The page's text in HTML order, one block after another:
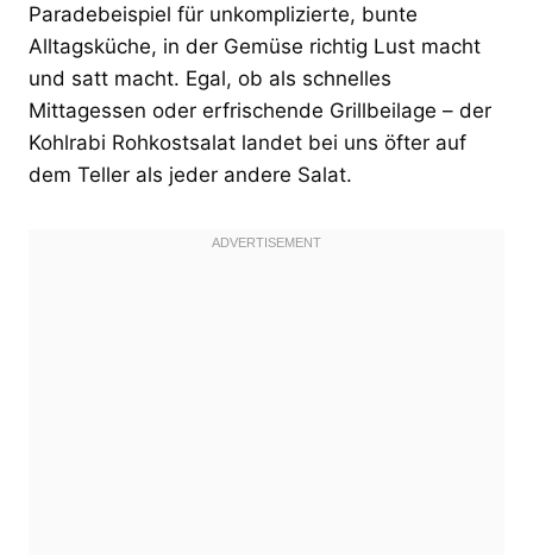
Paradebeispiel für unkomplizierte, bunte
Alltagsküche, in der Gemüse richtig Lust macht
und satt macht. Egal, ob als schnelles
Mittagessen oder erfrischende Grillbeilage – der
Kohlrabi Rohkostsalat landet bei uns öfter auf
dem Teller als jeder andere Salat.